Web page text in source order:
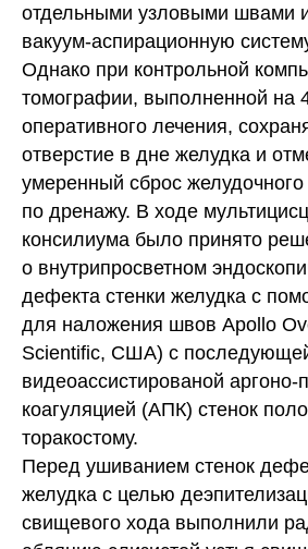
отдельными узловыми швами
вакуум-аспирационную
Однако при контрольной
томографии, выполненной на
оперативного лечения,
отверстие в дне желудка и
умеренный сброс
по дренажу. В ходе
консилиума было принято
о внутрипросветном
дефекта стенки желудка с
для наложения швов Apollo
Scientific, США) с
видеоассистированой аргоно-
коагуляцией (АПК) стенок
торакостому.
Перед ушиванием стенок
желудка с целью
свищевого хода выполнили